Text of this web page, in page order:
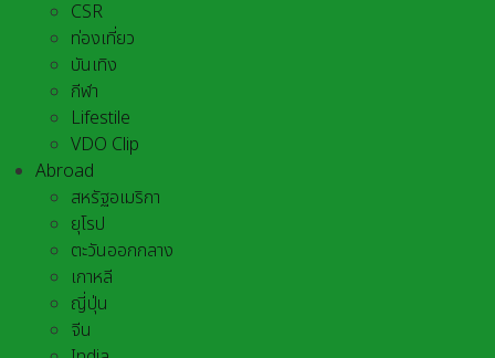
CSR
ท่องเที่ยว
บันเทิง
กีฬา
Lifestile
VDO Clip
Abroad
สหรัฐอเมริกา
ยุโรป
ตะวันออกกลาง
เกาหลี
ญี่ปุ่น
จีน